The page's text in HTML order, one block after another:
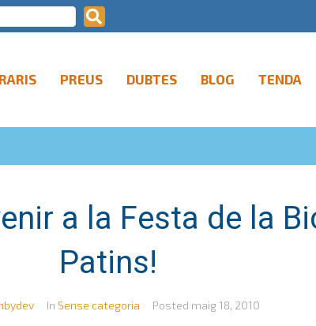
PREUS DUBTES BLOG TENDA
a la Festa de la
Patins!
In Sense categoria Posted maig 18, 2010